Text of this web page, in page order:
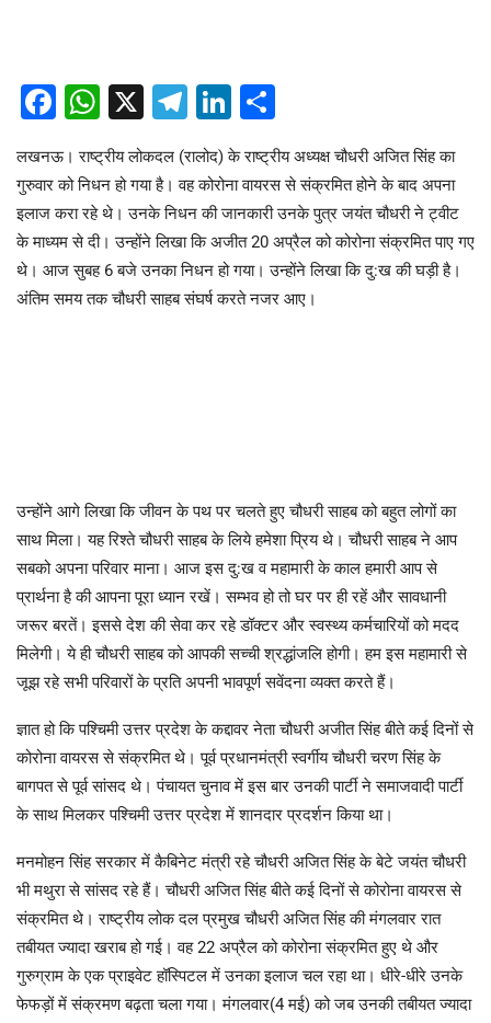
Facebook
WhatsApp
X Telegram
LinkedIn
लखनऊ। राष्ट्रीय लोकदल (रालोद) के राष्ट्रीय अध्यक्ष चौधरी अजित सिंह का
गुरुवार को निधन हो गया है। वह कोरोना वायरस से संक्रमित होने के बाद अपना
इलाज करा रहे थे। उनके निधन की जानकारी उनके पुत्र जयंत चौधरी ने ट्वीट
के माध्यम से दी। उन्होंने लिखा कि अजीत 20 अप्रैल को कोरोना संक्रमित पाए गए
थे। आज सुबह 6 बजे उनका निधन हो गया। उन्होंने लिखा कि दु:ख की घड़ी है।
अंतिम समय तक चौधरी साहब संघर्ष करते नजर आए।
उन्होंने आगे लिखा कि जीवन के पथ पर चलते हुए चौधरी साहब को बहुत लोगों का
साथ मिला। यह रिश्ते चौधरी साहब के लिये हमेशा प्रिय थे। चौधरी साहब ने आप
सबको अपना परिवार माना। आज इस दु:ख व महामारी के काल हमारी आप से
प्रार्थना है की आपना पूरा ध्यान रखें। सम्भव हो तो घर पर ही रहें और सावधानी
जरूर बरतें। इससे देश की सेवा कर रहे डॉक्टर और स्वस्थ्य कर्मचारियों को मदद
मिलेगी। ये ही चौधरी साहब को आपकी सच्ची श्रद्धांजलि होगी। हम इस महामारी से
जूझ रहे सभी परिवारों के प्रति अपनी भावपूर्ण सवेंदना व्यक्त करते हैं।
ज्ञात हो कि पश्चिमी उत्तर प्रदेश के कद्दावर नेता चौधरी अजीत सिंह बीते कई दिनों से
कोरोना वायरस से संक्रमित थे। पूर्व प्रधानमंत्री स्वर्गीय चौधरी चरण सिंह के
बागपत से पूर्व सांसद थे। पंचायत चुनाव में इस बार उनकी पार्टी ने समाजवादी पार्टी
के साथ मिलकर पश्चिमी उत्तर प्रदेश में शानदार प्रदर्शन किया था।
मनमोहन सिंह सरकार में कैबिनेट मंत्री रहे चौधरी अजित सिंह के बेटे जयंत चौधरी
भी मथुरा से सांसद रहे हैं। चौधरी अजित सिंह बीते कई दिनों से कोरोना वायरस से
संक्रमित थे। राष्ट्रीय लोक दल प्रमुख चौधरी अजित सिंह की मंगलवार रात
तबीयत ज्यादा खराब हो गई। वह 22 अप्रैल को कोरोना संक्रमित हुए थे और
गुरुग्राम के एक प्राइवेट हॉस्पिटल में उनका इलाज चल रहा था। धीरे-धीरे उनके
फेफड़ों में संक्रमण बढ़ता चला गया। मंगलवार(4 मई) को जब उनकी तबीयत ज्यादा